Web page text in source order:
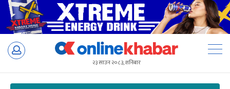
Skip
२३ साउन २०८३, शनिबार